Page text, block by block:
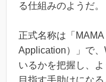
る仕組みのようだ。
正式名称は「
Application）」で
いるかを把握し、